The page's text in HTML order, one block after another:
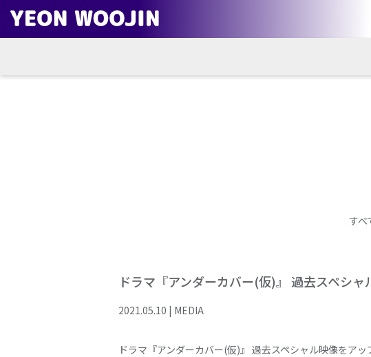
すべ
ドラマ『アンダーカバー(仮)』 過去スペシャ
2021.05.10 | MEDIA
ドラマ『アンダーカバー(仮)』 過去スペシャル映像をアッ